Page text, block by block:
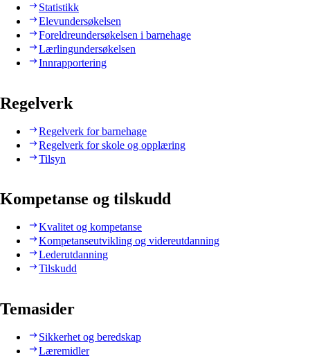
Statistikk
Elevundersøkelsen
Foreldreundersøkelsen i barnehage
Lærlingundersøkelsen
Innrapportering
Regelverk
Regelverk for barnehage
Regelverk for skole og opplæring
Tilsyn
Kompetanse og tilskudd
Kvalitet og kompetanse
Kompetanseutvikling og videreutdanning
Lederutdanning
Tilskudd
Temasider
Sikkerhet og beredskap
Læremidler